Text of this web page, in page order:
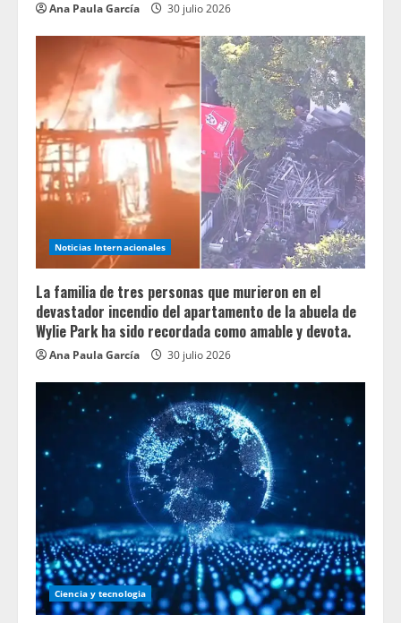
Ana Paula García 30 julio 2026
Noticias Internacionales
La familia de tres personas que murieron en el
devastador incendio del apartamento de la abuela de
Wylie Park ha sido recordada como amable y devota.
Ana Paula García 30 julio 2026
Ciencia y tecnologia